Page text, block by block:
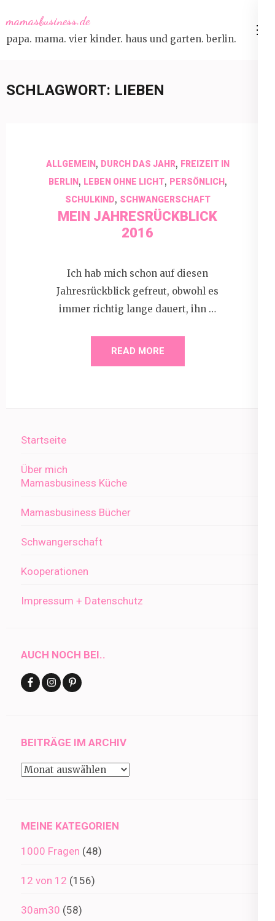
to
content
mamasbusiness.de
papa. mama. vier kinder. haus und garten. berlin.
SCHLAGWORT: LIEBEN
ALLGEMEIN, DURCH DAS JAHR, FREIZEIT IN
BERLIN, LEBEN OHNE LICHT, PERSÖNLICH,
SCHULKIND, SCHWANGERSCHAFT
MEIN JAHRESRÜCKBLICK
2016
Ich hab mich schon auf diesen
Jahresrückblick gefreut, obwohl es
immer richtig lange dauert, ihn …
READ MORE
Startseite
Über mich
Mamasbusiness Küche
Mamasbusiness Bücher
Schwangerschaft
Kooperationen
Impressum + Datenschutz
AUCH NOCH BEI..
BEITRÄGE IM ARCHIV
Beiträge
MEINE KATEGORIEN
1000 Fragen (48)
12 von 12 (156)
30am30 (58)